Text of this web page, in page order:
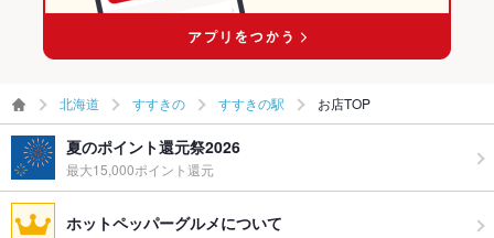
－
北海道 すすきの すすきの駅 お店TOP
夏のポイント還元祭2026
最大15,000ポイント還元
ホットペッパーグルメについて